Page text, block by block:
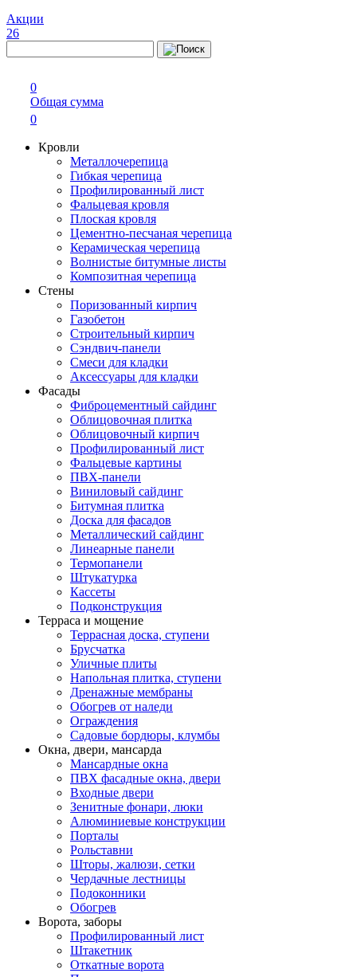
Акции
26
0
Общая сумма
0
Кровли
Металлочерепица
Гибкая черепица
Профилированный лист
Фальцевая кровля
Плоская кровля
Цементно-песчаная черепица
Керамическая черепица
Волнистые битумные листы
Композитная черепица
Стены
Поризованный кирпич
Газобетон
Строительный кирпич
Сэндвич-панели
Смеси для кладки
Аксессуары для кладки
Фасады
Фиброцементный сайдинг
Облицовочная плитка
Облицовочный кирпич
Профилированный лист
Фальцевые картины
ПВХ-панели
Виниловый сайдинг
Битумная плитка
Доска для фасадов
Металлический сайдинг
Линеарные панели
Термопанели
Штукатурка
Кассеты
Подконструкция
Терраса и мощение
Террасная доска, ступени
Брусчатка
Уличные плиты
Напольная плитка, ступени
Дренажные мембраны
Обогрев от наледи
Ограждения
Садовые бордюры, клумбы
Окна, двери, мансарда
Мансардные окна
ПВХ фасадные окна, двери
Входные двери
Зенитные фонари, люки
Алюминиевые конструкции
Порталы
Рольставни
Шторы, жалюзи, сетки
Чердачные лестницы
Подоконники
Обогрев
Ворота, заборы
Профилированный лист
Штакетник
Откатные ворота